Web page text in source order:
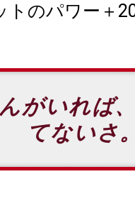
トのパワー＋
がいれば
てないさ